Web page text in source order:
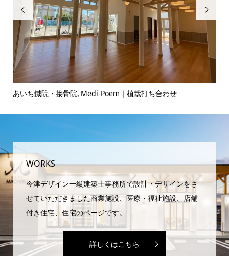

ヘアサロンのお打ち合わせ♪

WORKS
今津デザイン一級建築士事務所で設計・デザインをさ
せていただきました商業施設、医療・福祉施設、店舗
付き住宅、住宅のページです。
詳しくはこちら